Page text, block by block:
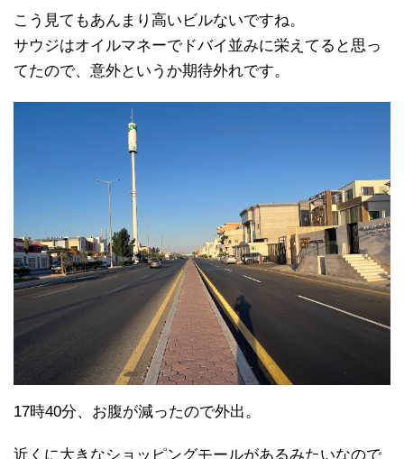
こう見てもあんまり高いビルないですね。
サウジはオイルマネーでドバイ並みに栄えてると思っ
てたので、意外というか期待外れです。
17時40分、お腹が減ったので外出。
近くに大きなショッピングモールがあるみたいなので